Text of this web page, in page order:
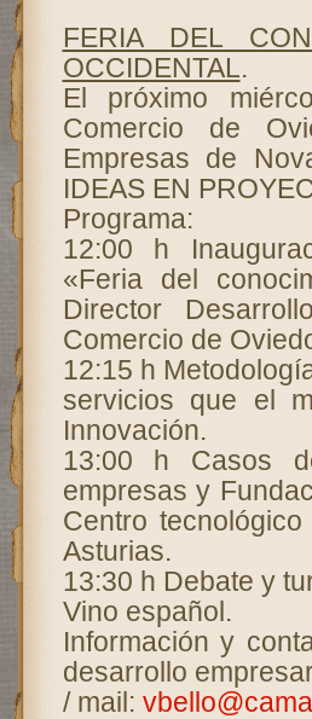
FERIA DEL
OCCIDENTAL.
El próximo
Comercio de
Empresas de
IDEAS EN
Programa:
12:00 h
«Feria del
Director
Comercio de
12:15 h
servicios que el
Innovación.
13:00 h Casos
empresas y
Centro
Asturias.
13:30 h Debate y
Vino español.
Información y
desarrollo
/ mail: